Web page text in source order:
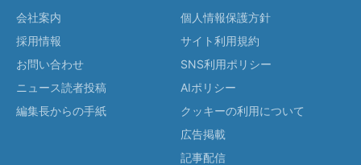
会社案内
採用情報
お問い合わせ
ニュース読者投稿
編集長からの手紙
個人情報保護方針
サイト利用規約
SNS利用ポリシー
AIポリシー
クッキーの利用について
広告掲載
記事配信